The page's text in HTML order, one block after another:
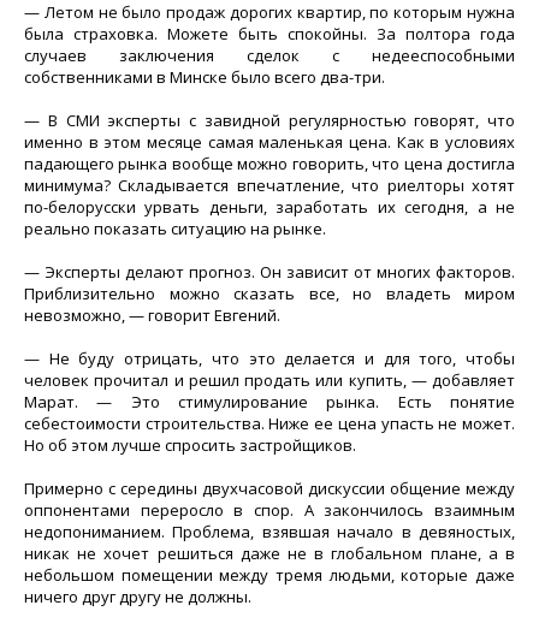
— Летом не было продаж дорогих квартир, по которым нужна
была страховка. Можете быть спокойны. За полтора года
случаев заключения сделок с недееспособными
собственниками в Минске было всего два-три.
— В СМИ эксперты с завидной регулярностью говорят, что
именно в этом месяце самая маленькая цена. Как в условиях
падающего рынка вообще можно говорить, что цена достигла
минимума? Складывается впечатление, что риелторы хотят
по-белорусски урвать деньги, заработать их сегодня, а не
реально показать ситуацию на рынке.
— Эксперты делают прогноз. Он зависит от многих факторов.
Приблизительно можно сказать все, но владеть миром
невозможно, — говорит Евгений.
— Не буду отрицать, что это делается и для того, чтобы
человек прочитал и решил продать или купить, — добавляет
Марат. — Это стимулирование рынка. Есть понятие
себестоимости строительства. Ниже ее цена упасть не может.
Но об этом лучше спросить застройщиков.
Примерно с середины двухчасовой дискуссии общение между
оппонентами переросло в спор. А закончилось взаимным
недопониманием. Проблема, взявшая начало в девяностых,
никак не хочет решиться даже не в глобальном плане, а в
небольшом помещении между тремя людьми, которые даже
ничего друг другу не должны.